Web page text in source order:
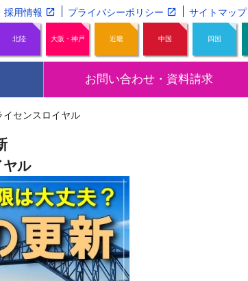
採用情報 プライバシーポリシー サイトマップ
北陸 大阪・神戸 近畿 中国 四国
お問い合わせ・資料請求
イセンスロイヤル
ヤル